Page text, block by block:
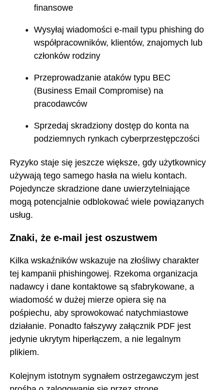
finansowe
Wysyłaj wiadomości e-mail typu phishing do
współpracowników, klientów, znajomych lub
członków rodziny
Przeprowadzanie ataków typu BEC
(Business Email Compromise) na
pracodawców
Sprzedaj skradziony dostęp do konta na
podziemnych rynkach cyberprzestępczości
Ryzyko staje się jeszcze większe, gdy użytkownicy
używają tego samego hasła na wielu kontach.
Pojedyncze skradzione dane uwierzytelniające
mogą potencjalnie odblokować wiele powiązanych
usług.
Znaki, że e-mail jest oszustwem
Kilka wskaźników wskazuje na złośliwy charakter
tej kampanii phishingowej. Rzekoma organizacja
nadawcy i dane kontaktowe są sfabrykowane, a
wiadomość w dużej mierze opiera się na
pośpiechu, aby sprowokować natychmiastowe
działanie. Ponadto fałszywy załącznik PDF jest
jedynie ukrytym hiperłączem, a nie legalnym
plikiem.
Kolejnym istotnym sygnałem ostrzegawczym jest